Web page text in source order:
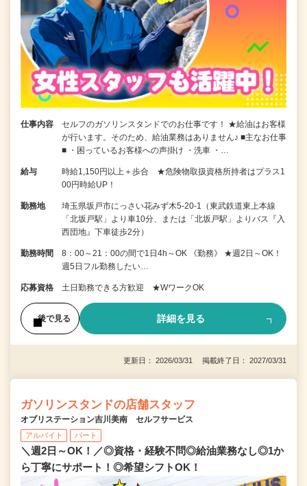
仕事内容
セルフのガソリンスタンドでのお仕事です！ ★給油はお客様
が行います。そのため、給油業務はありません♪ ■主なお仕事
■ ・困っているお客様への声掛け ・洗車 ・…
給与
時給1,150円以上＋歩合 ★危険物取扱資格所持者はプラス1
00円時給UP！
勤務地
埼玉県坂戸市にっさい花みず木5-20-1（東武鉄道東上本線
「北坂戸駅」より車10分、または「北坂戸駅」よりバス『入
西団地』下車徒歩2分）
勤務時間
8：00～21：00の間で1日4h～OK 《勤務》 ★週2日～OK！
週5日フル勤務したい…
応募資格 土日勤務できる方歓迎 ★WワークOK
後で見る 詳細を見る
更新日： 2026/03/31 掲載終了日： 2027/03/31
ガソリンスタンドの店舗スタッフ
オブリステーション吉川美南 セルフサービス
アルバイト パート
＼週2日～OK！／◎資格・経験不問◎給油業務なし◎1か
ら丁寧にサポート！◎希望シフトOK！